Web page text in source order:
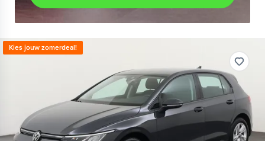
Kies jouw zomerdeal!